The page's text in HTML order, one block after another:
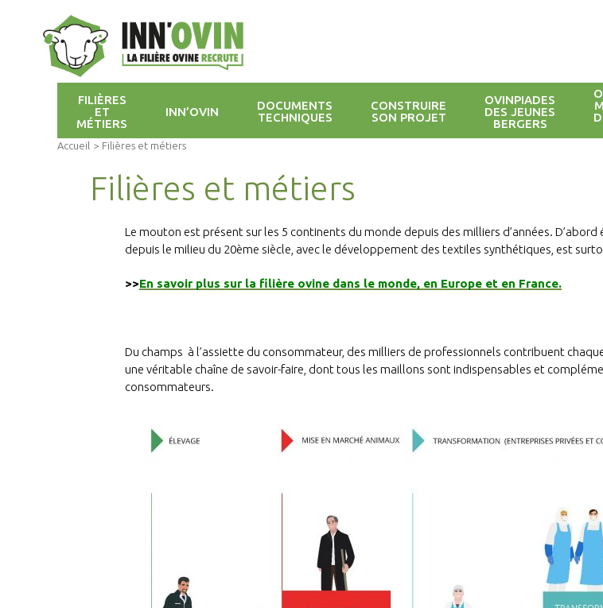
FILIÈRES
ET
MÉTIERS
INN’OVIN
DOCUMENTS
TECHNIQUES
CONSTRUIRE
SON PROJET
OVINPIADES
DES JEUNES
BERGERS
Accueil > Filières et métiers
Filières et métiers
Le mouton est présent sur les 5 continents du monde depuis des milliers d’années.
depuis le milieu du 20ème siècle, avec le développement des textiles synthétiques, est
>>En savoir plus sur la filière ovine dans le monde, en Europe et en France.
Du champs à l’assiette du consommateur, des milliers de professionnels contribuent
une véritable chaîne de savoir-faire, dont tous les maillons sont indispensables et
consommateurs.